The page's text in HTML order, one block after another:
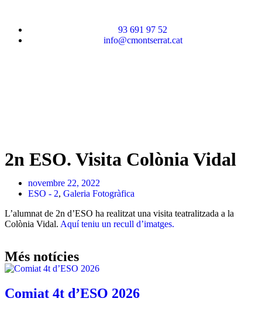
93 691 97 52
info@cmontserrat.cat
2n ESO. Visita Colònia Vidal
novembre 22, 2022
ESO - 2, Galeria Fotogràfica
L’alumnat de 2n d’ESO ha realitzat una visita teatralitzada a la
Colònia Vidal. Aquí teniu un recull d’imatges.
Més notícies
Comiat 4t d’ESO 2026